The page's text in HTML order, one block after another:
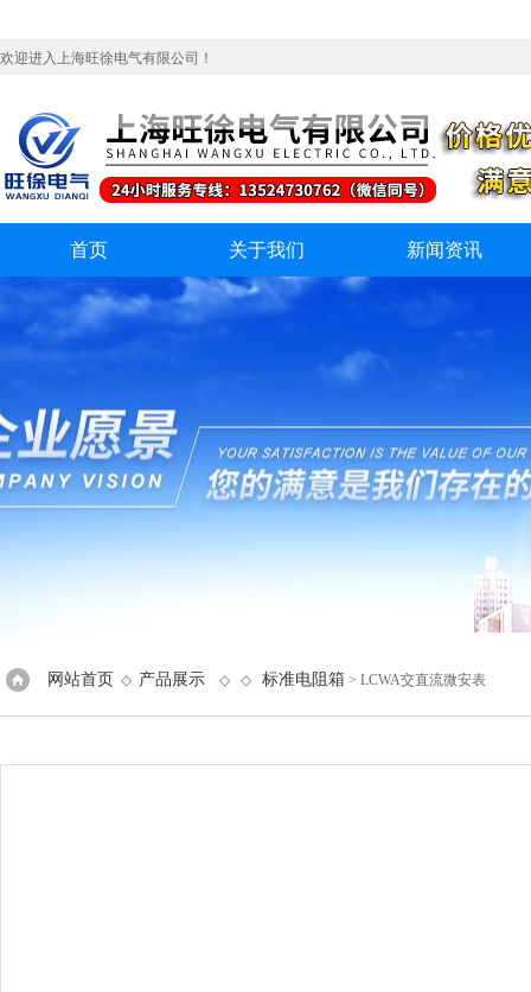
欢迎进入上海旺徐电气有限公司！
首页 关于我们 新闻资讯
网站首页 ◇ 产品展示 ◇ ◇ 标准电阻箱 > LCWA交直流微安表